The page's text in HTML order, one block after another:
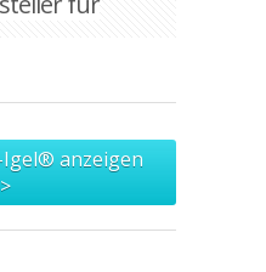
anzeigen